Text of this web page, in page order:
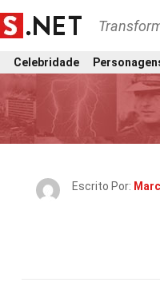
Celebridade
Escrito Por: